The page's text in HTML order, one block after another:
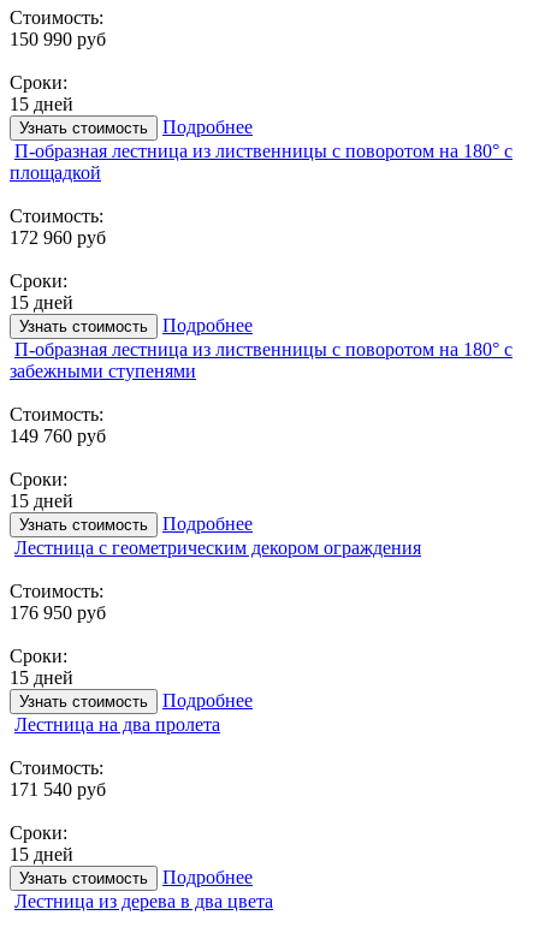
Стоимость:
150 990 руб
Сроки:
15 дней
Узнать стоимость
Подробнее
П-образная лестница из лиственницы с поворотом на 180° с
площадкой
Стоимость:
172 960 руб
Сроки:
15 дней
Узнать стоимость
Подробнее
П-образная лестница из лиственницы с поворотом на 180° с
забежными ступенями
Стоимость:
149 760 руб
Сроки:
15 дней
Узнать стоимость
Подробнее
Лестница с геометрическим декором ограждения
Стоимость:
176 950 руб
Сроки:
15 дней
Узнать стоимость
Подробнее
Лестница на два пролета
Стоимость:
171 540 руб
Сроки:
15 дней
Узнать стоимость
Подробнее
Лестница из дерева в два цвета